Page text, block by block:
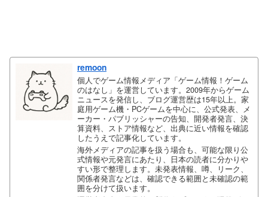
remoon
個人でゲーム情報メディア「ゲーム情報！ゲーム
のはなし」を運営しています。2009年からゲーム
ニュースを発信し、ブログ運営歴は15年以上。家
庭用ゲーム機・PCゲームを中心に、公式発表、メ
ーカー・パブリッシャーの告知、開発者発言、決
算資料、ストア情報など、出典に近い情報を確認
したうえで記事化しています。
海外メディアの記事を扱う場合も、可能な限り公
式情報や元発言にあたり、日本の読者に分かりや
すい形で整理します。未発表情報、噂、リーク、
関係者発言などは、確認できる範囲と未確認の範
囲を分けて扱います。